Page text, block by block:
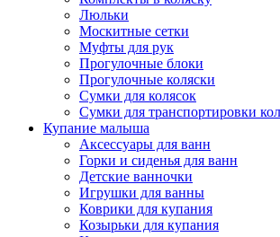
Люльки
Москитные сетки
Муфты для рук
Прогулочные блоки
Прогулочные коляски
Сумки для колясок
Сумки для транспортировки
Купание малыша
Аксессуары для ванн
Горки и сиденья для ванн
Детские ванночки
Игрушки для ванны
Коврики для купания
Козырьки для купания